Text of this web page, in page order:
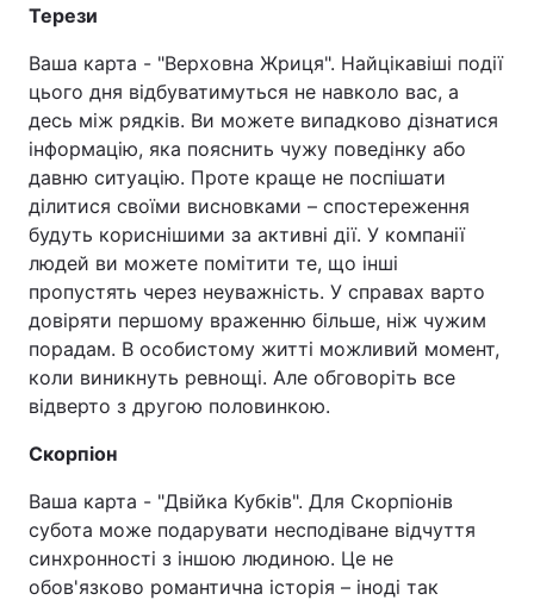
Терези
Ваша карта - "Верховна Жриця". Найцікавіші події
цього дня відбуватимуться не навколо вас, а
десь між рядків. Ви можете випадково дізнатися
інформацію, яка пояснить чужу поведінку або
давню ситуацію. Проте краще не поспішати
ділитися своїми висновками – спостереження
будуть кориснішими за активні дії. У компанії
людей ви можете помітити те, що інші
пропустять через неуважність. У справах варто
довіряти першому враженню більше, ніж чужим
порадам. В особистому житті можливий момент,
коли виникнуть ревнощі. Але обговоріть все
відверто з другою половинкою.
Скорпіон
Ваша карта - "Двійка Кубків". Для Скорпіонів
субота може подарувати несподіване відчуття
синхронності з іншою людиною. Це не
обов'язково романтична історія – іноді так